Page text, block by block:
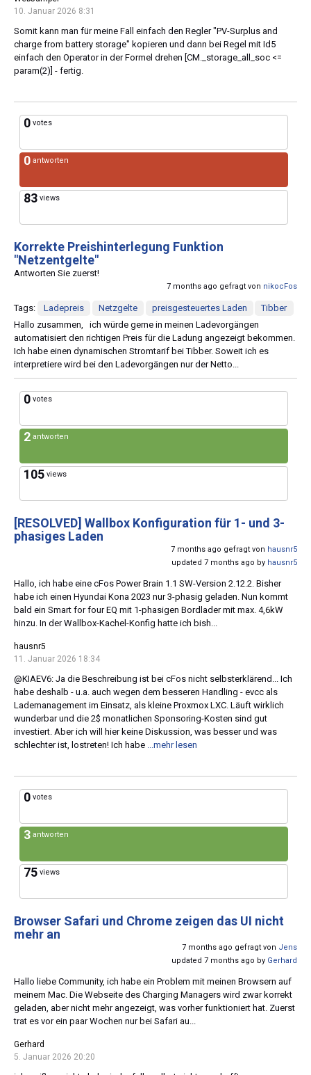
10. Januar 2026 8:31
Somit kann man für meine Fall einfach den Regler "PV-Surplus and
charge from battery storage" kopieren und dann bei Regel mit Id5
einfach den Operator in der Formel drehen [CM._storage_all_soc <=
param(2)] - fertig.
0 votes
0 antworten
83 views
Korrekte Preishinterlegung Funktion
"Netzentgelte"
Antworten Sie zuerst!
7 months ago gefragt von nikocFos
Tags: Ladepreis Netzgelte preisgesteuertes Laden
Tibber
Hallo zusammen, ich würde gerne in meinen Ladevorgängen
automatisiert den richtigen Preis für die Ladung angezeigt bekommen.
Ich habe einen dynamischen Stromtarif bei Tibber. Soweit ich es
interpretiere wird bei den Ladevorgängen nur der Netto...
0 votes
2 antworten
105 views
[RESOLVED] Wallbox Konfiguration für 1- und 3-
phasiges Laden
7 months ago gefragt von hausnr5
updated 7 months ago by hausnr5
Hallo, ich habe eine cFos Power Brain 1.1 SW-Version 2.12.2. Bisher
habe ich einen Hyundai Kona 2023 nur 3-phasig geladen. Nun kommt
bald ein Smart for four EQ mit 1-phasigen Bordlader mit max. 4,6kW
hinzu. In der Wallbox-Kachel-Konfig hatte ich bish...
hausnr5
11. Januar 2026 18:34
@KIAEV6: Ja die Beschreibung ist bei cFos nicht selbsterklärend... Ich
habe deshalb - u.a. auch wegen dem besseren Handling - evcc als
Lademanagement im Einsatz, als kleine Proxmox LXC. Läuft wirklich
wunderbar und die 2$ monatlichen Sponsoring-Kosten sind gut
investiert. Aber ich will hier keine Diskussion, was besser und was
schlechter ist, lostreten! Ich habe
...mehr lesen
0 votes
3 antworten
75 views
Browser Safari und Chrome zeigen das UI nicht
mehr an
7 months ago gefragt von Jens
updated 7 months ago by Gerhard
Hallo liebe Community, ich habe ein Problem mit meinen Browsern auf
meinem Mac. Die Webseite des Charging Managers wird zwar korrekt
geladen, aber nicht mehr angezeigt, was vorher funktioniert hat. Zuerst
trat es vor ein paar Wochen nur bei Safari au...
Gerhard
5. Januar 2026 20:20